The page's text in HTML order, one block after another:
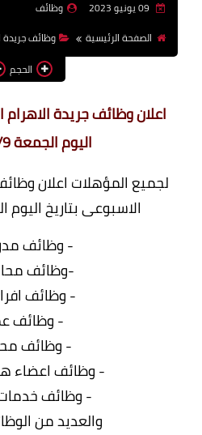
وظائف
الصفحة الرئيسية
وظائف جريدة
الحجم
اعلان وظائف جريدة الاهرام
اليوم الجمعة 2023/6/9
لجميع المؤهلات اعلان
الاسبوعى بتاريخ اليوم
- وظائف
-وظائف
- وظائف
- وظائف
- وظائف
- وظائف اعضاء
- وظائف
والعديد من